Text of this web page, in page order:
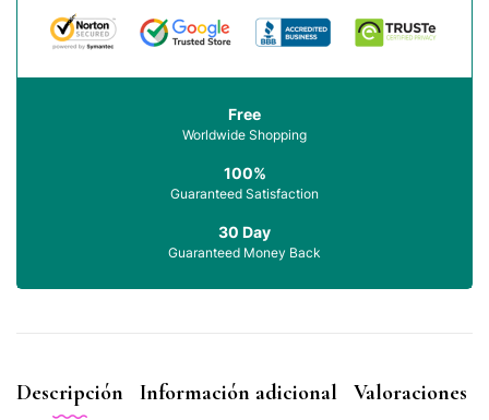
Free
Worldwide Shopping
100%
Guaranteed Satisfaction
30 Day
Guaranteed Money Back
Descripción Información adicional Valoraciones